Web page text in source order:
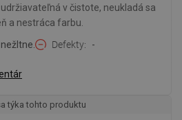
v čistote, neukladá sa
a nestráca farbu.
Defekty -
týka tohto produktu